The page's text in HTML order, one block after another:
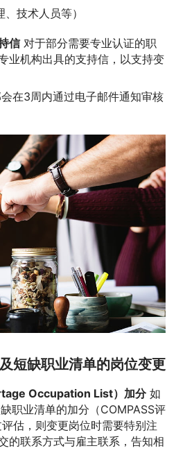
技术人员等）
信对于部分需要专业认证的职
业机构出具的支持信，以支持变
在3周内通过电子邮件通知审核
短缺职业清单的岗位变更
Occupation List）加分如
职业清单的加分（COMPASS评
估，则变更岗位时需要特别注
的联系方式与雇主联系，告知相